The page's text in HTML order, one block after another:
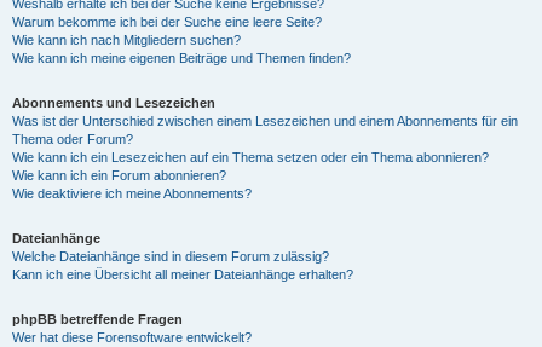
Weshalb erhalte ich bei der Suche keine Ergebnisse?
Warum bekomme ich bei der Suche eine leere Seite?
Wie kann ich nach Mitgliedern suchen?
Wie kann ich meine eigenen Beiträge und Themen finden?
Abonnements und Lesezeichen
Was ist der Unterschied zwischen einem Lesezeichen und einem Abonnements für ein
Thema oder Forum?
Wie kann ich ein Lesezeichen auf ein Thema setzen oder ein Thema abonnieren?
Wie kann ich ein Forum abonnieren?
Wie deaktiviere ich meine Abonnements?
Dateianhänge
Welche Dateianhänge sind in diesem Forum zulässig?
Kann ich eine Übersicht all meiner Dateianhänge erhalten?
phpBB betreffende Fragen
Wer hat diese Forensoftware entwickelt?